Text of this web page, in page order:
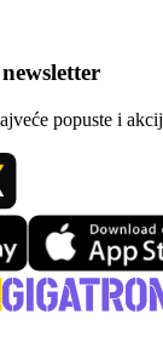
popuste i